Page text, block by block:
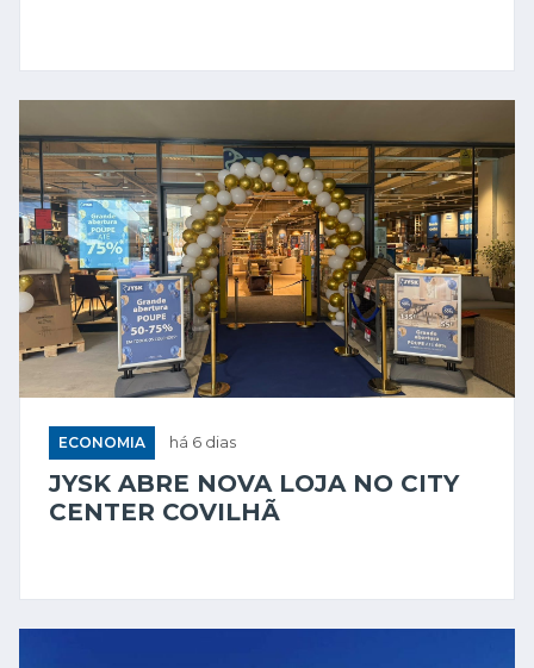
ECONOMIA há 6 dias
JYSK ABRE NOVA LOJA NO CITY
CENTER COVILHÃ